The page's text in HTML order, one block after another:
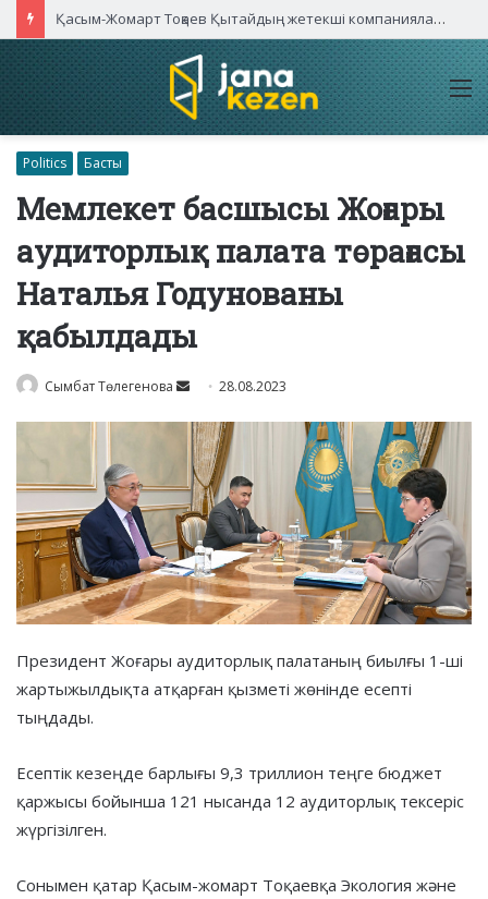
Қасым-Жомарт Тоқаев Қытайдың жетекші компаниялары басшыларымен кездесті
Politics Басты
Мемлекет басшысы Жоғары
аудиторлық палата төрағасы
Наталья Годунованы
қабылдады
Сымбат Төлегенова
Send
email
28.08.2023
Президент Жоғары аудиторлық палатаның биылғы 1-ші
жартыжылдықта атқарған қызметі жөнінде есепті
тыңдады.
Есептік кезеңде барлығы 9,3 триллион теңге бюджет
қаржысы бойынша 121 нысанда 12 аудиторлық тексеріс
жүргізілген.
Сонымен қатар Қасым-жомарт Тоқаевқа Экология және